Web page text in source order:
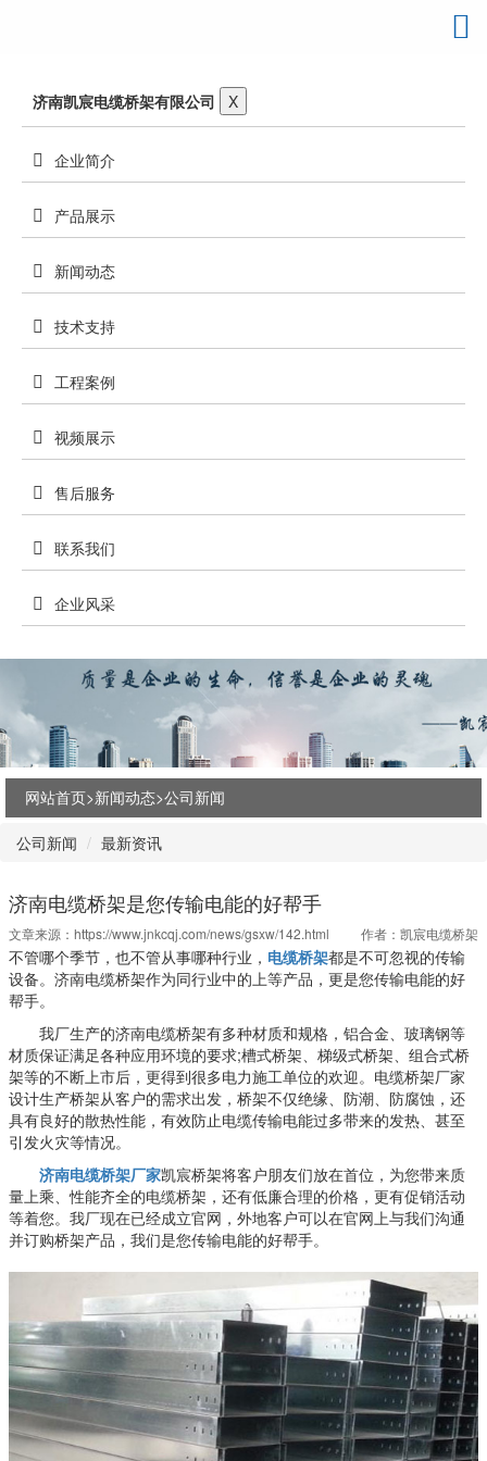
济南凯宸电缆桥架有限公司 X
企业简介
产品展示
新闻动态
技术支持
工程案例
视频展示
售后服务
联系我们
企业风采
网站首页>新闻动态>公司新闻
公司新闻 最新资讯
济南电缆桥架是您传输电能的好帮手
文章来源： https://www.jnkcqj.com/news/gsxw/142.html 作者：凯宸电缆桥架
不管哪个季节，也不管从事哪种行业， 电缆桥架都是不可忽视的传输
设备。济南电缆桥架作为同行业中的上等产品，更是您传输电能的好
帮手。
我厂生产的济南电缆桥架有多种材质和规格，铝合金、玻璃钢等
材质保证满足各种应用环境的要求;槽式桥架、梯级式桥架、组合式桥
架等的不断上市后，更得到很多电力施工单位的欢迎。电缆桥架厂家
设计生产桥架从客户的需求出发，桥架不仅绝缘、防潮、防腐蚀，还
具有良好的散热性能，有效防止电缆传输电能过多带来的发热、甚至
引发火灾等情况。
济南电缆桥架厂家凯宸桥架将客户朋友们放在首位，为您带来质
量上乘、性能齐全的电缆桥架，还有低廉合理的价格，更有促销活动
等着您。我厂现在已经成立官网，外地客户可以在官网上与我们沟通
并订购桥架产品，我们是您传输电能的好帮手。